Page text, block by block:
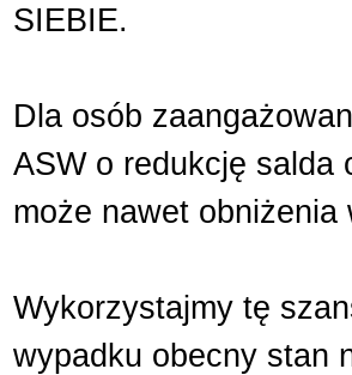
SIEBIE.
Dla osób
ASW o redukcję salda
może nawet obniżenia
Wykorzystajmy tę
wypadku obecny stan